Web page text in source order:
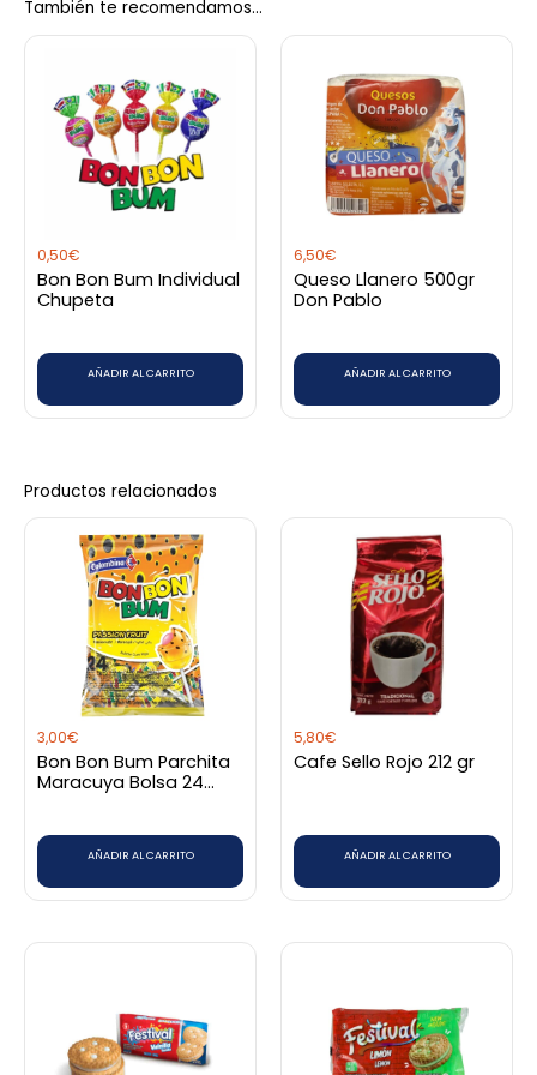
También te recomendamos…
0,50€
Bon Bon Bum Individual
Chupeta
AÑADIR AL CARRITO
6,50€
Queso Llanero 500gr
Don Pablo
AÑADIR AL CARRITO
Productos relacionados
3,00€
Bon Bon Bum Parchita
Maracuya Bolsa 24
AÑADIR AL CARRITO
5,80€
Cafe Sello Rojo 212 gr
AÑADIR AL CARRITO
0,40€
hasta
3,20€
Este
múltiples